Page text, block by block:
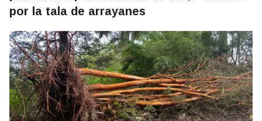
por la tala de arrayanes